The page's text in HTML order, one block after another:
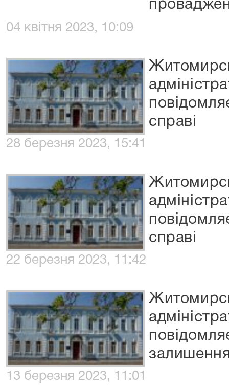
04 квітня 2023, 10:09
справі
28 березня 2023, 15:41
справі
22 березня 2023, 11:42
13 березня 2023, 11:01